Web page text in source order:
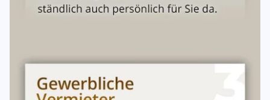
Checken Sie unser FAQ ab!